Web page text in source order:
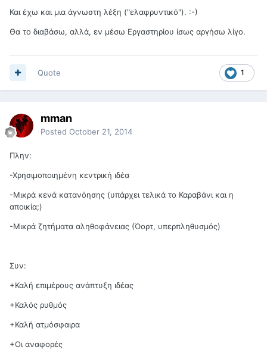
Και έχω και μια άγνωστη λέξη ("ελαφρυντικό"). :-)
Θα το διαβάσω, αλλά, εν μέσω Εργαστηρίου ίσως αργήσω λίγο.
1
Quote
mman
Posted October 21, 2014
Πλην:
-Χρησιμοποιημένη κεντρική ιδέα
-Μικρά κενά κατανόησης (υπάρχει τελικά το Καραβάνι και η
αποικία;)
-Μικρά ζητήματα αληθοφάνειας (Όορτ, υπερπληθυσμός)
Συν:
+Καλή επιμέρους ανάπτυξη ιδέας
+Καλός ρυθμός
+Καλή ατμόσφαιρα
+Οι αναφορές